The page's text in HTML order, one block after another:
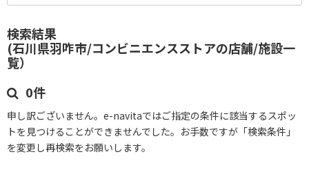
検索結果
(石川県羽咋市/コンビニエンスストアの店舗/施設一
覧）
0件
申し訳ございません。e-navitaではご指定の条件に該当するスポッ
トを見つけることができませんでした。お手数ですが「検索条件」
を変更し再検索をお願いします。